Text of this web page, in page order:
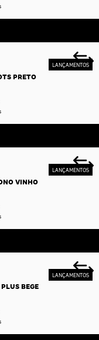
PRETO
VINHO
BEGE